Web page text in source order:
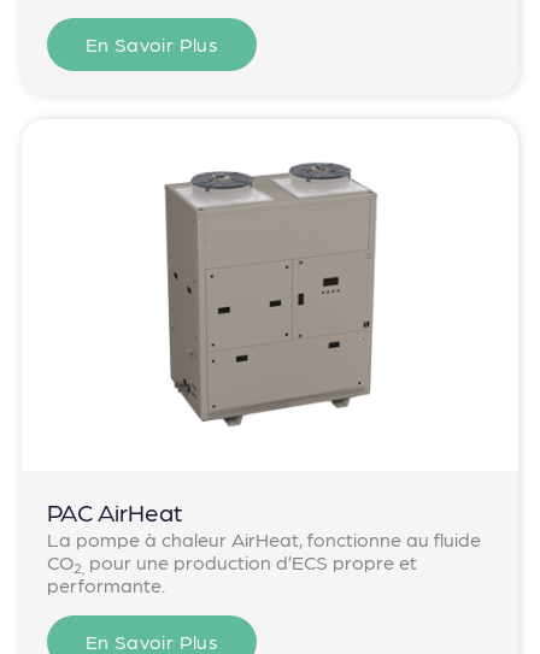
En Savoir Plus
PAC AirHeat
La pompe à chaleur AirHeat, fonctionne au fluide
CO2, pour une production d’ECS propre et
performante.
En Savoir Plus